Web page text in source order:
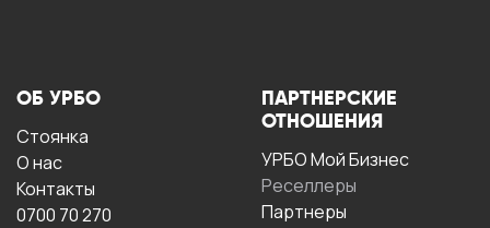
ОБ УРБО
Стоянка
О нас
Контакты
0700 70 270
ПАРТНЕРСКИЕ
ОТНОШЕНИЯ
УРБО Мой Бизнес
Реселлеры
Партнеры